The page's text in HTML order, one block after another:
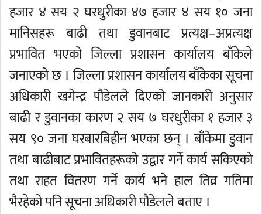
हजार ४ सय २ घरधुरीका ४७ हजार ४ सय १० जना
मानिसहरू बाढी तथा डुवानबाट प्रत्यक्ष–अप्रत्यक्ष
प्रभावित भएको जिल्ला प्रशासन कार्यालय बाँकेले
जनाएको छ । जिल्ला प्रशासन कार्यालय बाँकेका सूचना
अधिकारी खगेन्द्र पौडेलले दिएको जानकारी अनुसार
बाढी र डुवानका कारण २ सय ७ घरधुरीका १ हजार ३
सय ९० जना घरबारबिहीन भएका छन् । बाँकेमा डुवान
तथा बाढीबाट प्रभावितहरूको उद्वार गर्ने कार्य सकिएको
तथा राहत वितरण गर्ने कार्य भने हाल तिव्र गतिमा
भैरहेको पनि सूचना अधिकारी पौडेलले बताए ।